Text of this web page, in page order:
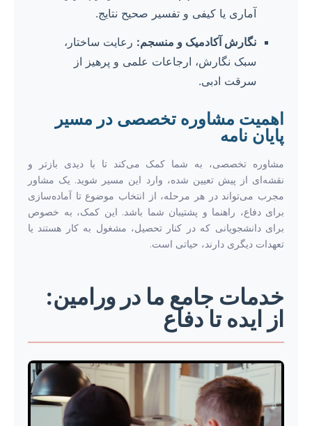
آماری یا کیفی و تفسیر صحیح نتایج.
نگارش آکادمیک و منسجم: رعایت ساختار،
سبک نگارش، ارجاعات علمی و پرهیز از
سرقت ادبی.
اهمیت مشاوره تخصصی در مسیر
پایان نامه
مشاوره تخصصی، به شما کمک می‌کند تا با دیدی بازتر و
نقشه‌ای از پیش تعیین شده، وارد این مسیر شوید. یک مشاور
مجرب می‌تواند در هر مرحله، از انتخاب موضوع تا آماده‌سازی
برای دفاع، راهنما و پشتیبان شما باشد. این کمک، به خصوص
برای دانشجویانی که در کنار تحصیل، مشغول به کار هستند یا
تعهدات دیگری دارند، حیاتی است.
خدمات جامع ما در ورامین:
از ایده تا دفاع